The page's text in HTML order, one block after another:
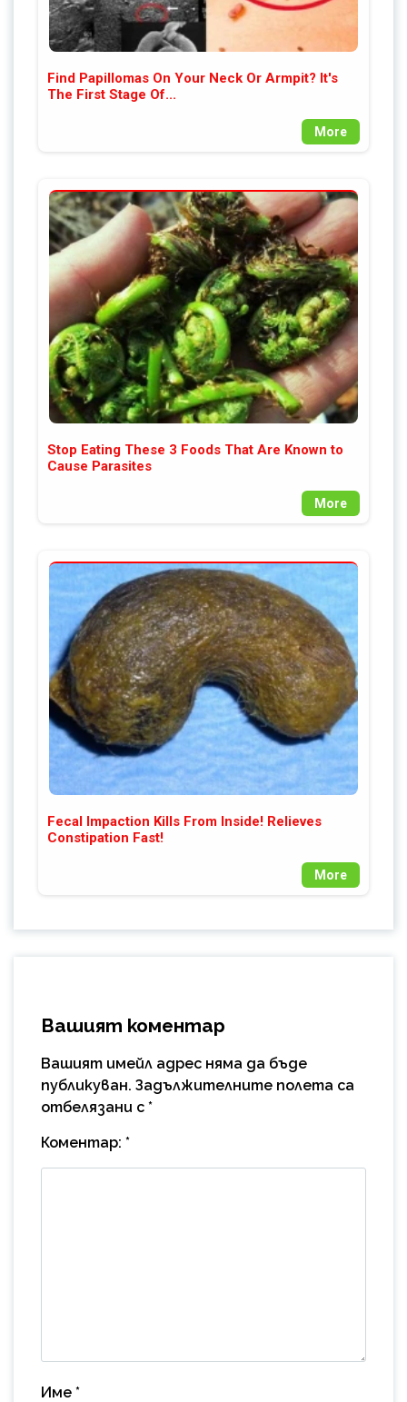
Find Papillomas On Your Neck Or Armpit? It's
The First Stage Of...
More
Stop Eating These 3 Foods That Are Known to
Cause Parasites
More
Fecal Impaction Kills From Inside! Relieves
Constipation Fast!
More
Вашият коментар
Вашият имейл адрес няма да бъде
публикуван. Задължителните полета са
отбелязани с *
Коментар: *
Име *